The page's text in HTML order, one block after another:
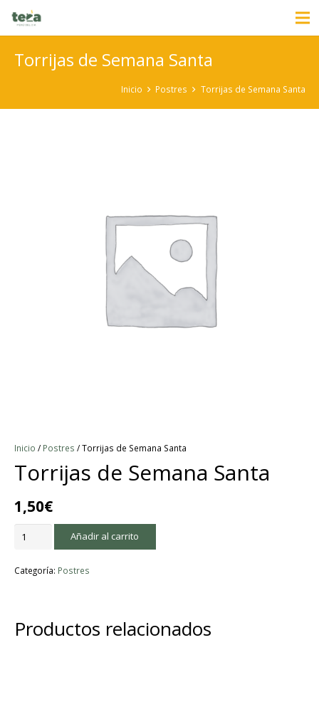
Torrijas de Semana Santa
Inicio Postres Torrijas de Semana Santa
Inicio / Postres / Torrijas de Semana Santa
Torrijas de Semana Santa
1,50€
Torrijas
Semana
Santa
Añadir al carrito
Categoría: Postres
Productos relacionados